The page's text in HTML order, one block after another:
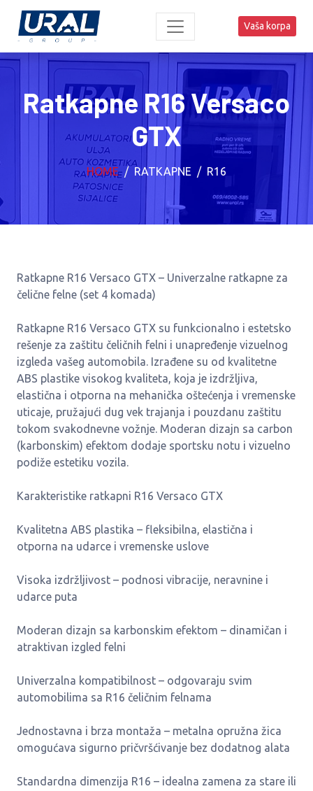
Vaša korpa
Ratkapne R16 Versaco
GTX
HOME RATKAPNE R16
Ratkapne R16 Versaco GTX – Univerzalne ratkapne za
čelične felne (set 4 komada)
Ratkapne R16 Versaco GTX su funkcionalno i estetsko
rešenje za zaštitu čeličnih felni i unapređenje vizuelnog
izgleda vašeg automobila. Izrađene su od kvalitetne
ABS plastike visokog kvaliteta, koja je izdržljiva,
elastična i otporna na mehanička oštećenja i vremenske
uticaje, pružajući dug vek trajanja i pouzdanu zaštitu
tokom svakodnevne vožnje. Moderan dizajn sa carbon
(karbonskim) efektom dodaje sportsku notu i vizuelno
podiže estetiku vozila.
Karakteristike ratkapni R16 Versaco GTX
Kvalitetna ABS plastika – fleksibilna, elastična i
otporna na udarce i vremenske uslove
Visoka izdržljivost – podnosi vibracije, neravnine i
udarce puta
Moderan dizajn sa karbonskim efektom – dinamičan i
atraktivan izgled felni
Univerzalna kompatibilnost – odgovaraju svim
automobilima sa R16 čeličnim felnama
Jednostavna i brza montaža – metalna opružna žica
omogućava sigurno pričvršćivanje bez dodatnog alata
Standardna dimenzija R16 – idealna zamena za stare ili